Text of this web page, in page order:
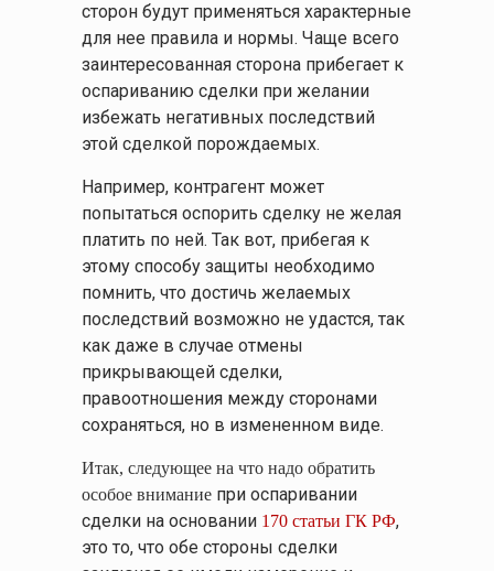
сторон будут применяться характерные
для нее правила и нормы. Чаще всего
заинтересованная сторона прибегает к
оспариванию сделки при желании
избежать негативных последствий
этой сделкой порождаемых.
Например, контрагент может
попытаться оспорить сделку не желая
платить по ней. Так вот, прибегая к
этому способу защиты необходимо
помнить, что достичь желаемых
последствий возможно не удастся, так
как даже в случае отмены
прикрывающей сделки,
правоотношения между сторонами
сохраняться, но в измененном виде.
Итак, следующее на что надо обратить
особое внимание при оспаривании
сделки на основании 170 статьи ГК РФ,
это то, что обе стороны сделки